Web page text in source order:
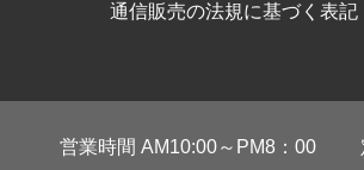
通信販売の法規に基づく表記
営業時間 AM10:00～PM8：00